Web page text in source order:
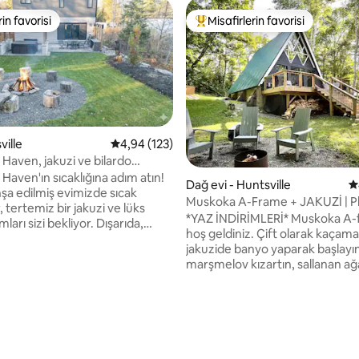
puan, 234 değerlendirme
favorisi
favorisi
5 üzerinden ortalama 4,94 puan, 123
4,94 (123)
jakuzi ve bilardo
sıcaklığına adım atın!
edilmiş evimizde sıcak
tertemiz bir jakuzi ve lüks
sizi bekliyor. Dışarıda,
Misafirlerin favorilerinden en
Misafirlerin favorisi
Dağ evi - Huntsville 5
Muskoka A-Frame + JAKUZİ |
Arrowhead
*YAZ İNDİRİMLERİ* Muskoka A-frame'e
hoş geldiniz. Çift olarak
jakuzide banyo yaparak
marşmelov kızartın, sallanan